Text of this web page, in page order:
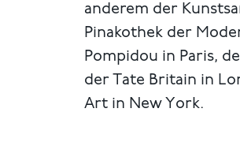
anderem der
Pinakothek der
Pompidou in Paris,
der Tate Britain in
Art in New York.